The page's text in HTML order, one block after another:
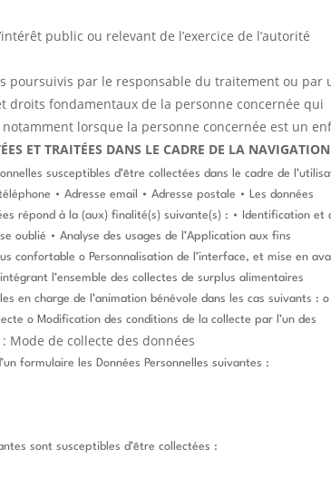
public ou relevant de l’exercice de l’autorité
poursuivis par le responsable du traitement ou par
fondamentaux de la personne concernée qui
lorsque la personne concernée est un
ET TRAITÉES DANS LE CADRE DE LA NAVIGATION
susceptibles d’être collectées dans le cadre de
• Adresse email • Adresse postale • Les données
répond à la (aux) finalité(s) suivante(s) : • Identification et
oublié • Analyse des usages de l’Application aux fins
confortable o Personnalisation de l’interface, et mise en
l’ensemble des collectes de surplus alimentaires
en charge de l’animation bénévole dans les cas suivants : o
o Modification des conditions de la collecte par l’un des
Mode de collecte des données
formulaire les Données Personnelles suivantes :
sont susceptibles d’être collectées :